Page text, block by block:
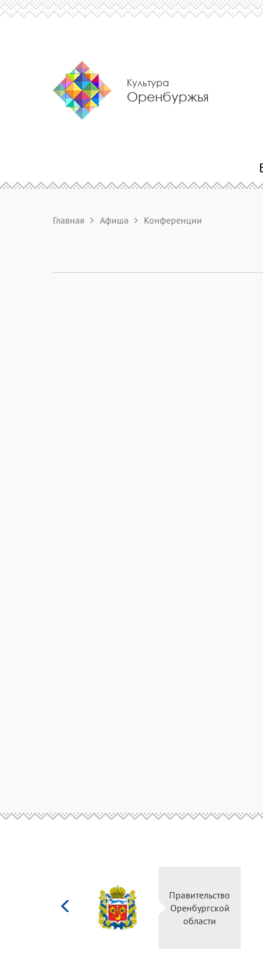
Культура
Оренбуржья
Главная Афиша Конференции
культуры
Российской
Правительство
Оренбургской
области